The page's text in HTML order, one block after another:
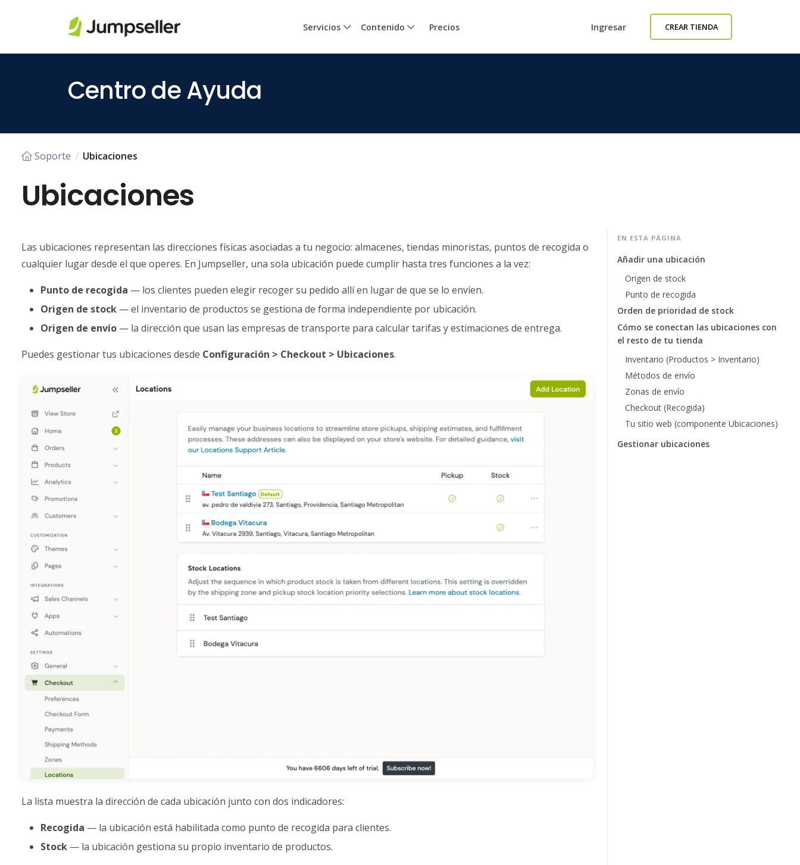
Saltar al contenido principal
Servicios Contenido Precios Ingresar CREAR TIENDA
Centro de Ayuda
Soporte Ubicaciones
Ubicaciones
Las ubicaciones representan las direcciones físicas asociadas a tu negocio: almacenes, tiendas minoristas, puntos de recogida o
cualquier lugar desde el que operes. En Jumpseller, una sola ubicación puede cumplir hasta tres funciones a la vez:
Punto de recogida — los clientes pueden elegir recoger su pedido allí en lugar de que se lo envíen.
Origen de stock — el inventario de productos se gestiona de forma independiente por ubicación.
Origen de envío — la dirección que usan las empresas de transporte para calcular tarifas y estimaciones de entrega.
Puedes gestionar tus ubicaciones desde Configuración > Checkout > Ubicaciones.
La lista muestra la dirección de cada ubicación junto con dos indicadores:
Recogida — la ubicación está habilitada como punto de recogida para clientes.
Stock — la ubicación gestiona su propio inventario de productos.
EN ESTA PÁGINA
Añadir una ubicación
Origen de stock
Punto de recogida
Orden de prioridad de stock
Cómo se conectan las ubicaciones con
el resto de tu tienda
Inventario (Productos > Inventario)
Métodos de envío
Zonas de envío
Checkout (Recogida)
Tu sitio web (componente Ubicaciones)
Gestionar ubicaciones